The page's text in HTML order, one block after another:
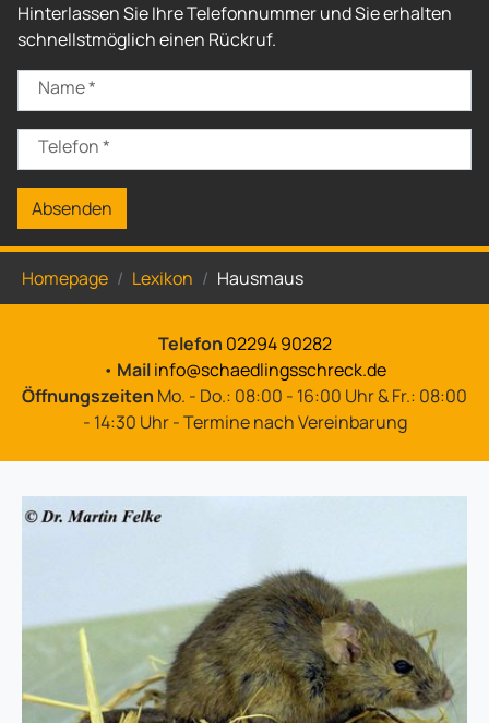
Hinterlassen Sie Ihre Telefonnummer und Sie erhalten
schnellstmöglich einen Rückruf.
Name*
Telefon*
Absenden
Homepage Lexikon Hausmaus
Telefon 02294 90282
• Mailinfo@schaedlingsschreck.de
Öffnungszeiten Mo. - Do.: 08:00 - 16:00 Uhr & Fr.: 08:00
- 14:30 Uhr - Termine nach Vereinbarung